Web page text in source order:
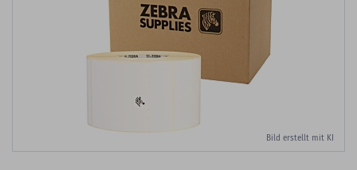
Bild erstellt mit KI